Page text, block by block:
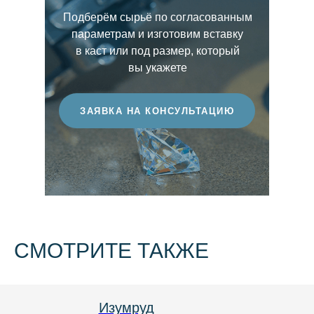
прозрачность, глубину сияния и
выразительность световой игры. Чем выше
этот показатель, тем более ценным
считается бриллиант.
бриллиантам с выраженным оттенком.
ЗАЯВКА НА КОНСУЛЬТАЦИЮ
Подберём сырьё по согласованным
параметрам и изготовим вставку
в каст или под размер, который
вы укажете
СМОТРИТЕ ТАКЖЕ
Груша